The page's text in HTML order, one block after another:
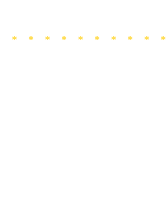
* * * * * * * * * *